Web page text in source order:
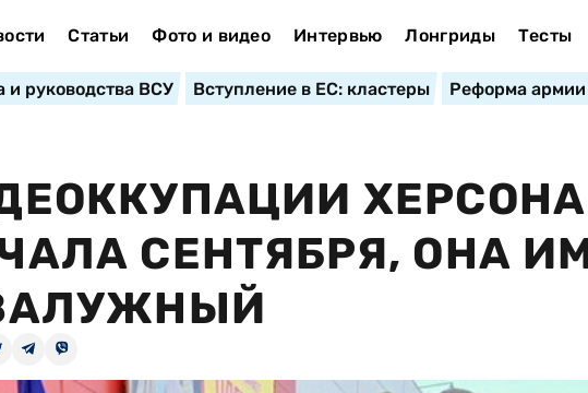
Статьи Фото и видео Интервью Лонгриды Тесты
и руководства ВСУ Вступление в ЕС: кластеры Реформа армии
ХЕРСОНА
СЕНТЯБРЯ, ОНА